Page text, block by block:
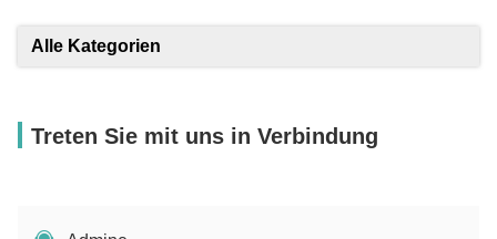
Alle Kategorien
Treten Sie mit uns in Verbindung